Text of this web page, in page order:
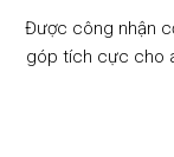
Được công nhận
góp tích cực cho